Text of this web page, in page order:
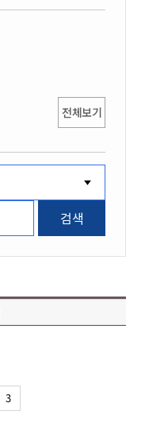
전체보기
검색
3